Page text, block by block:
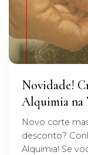
Novidade!
Alquimia na
Novo corte
desconto?
Alquimia! Se